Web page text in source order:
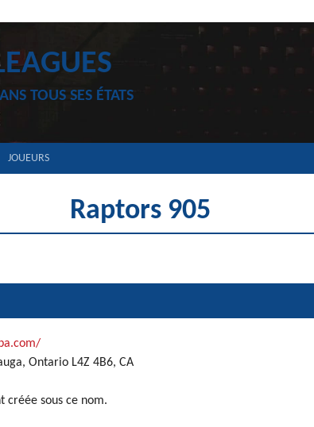
TOUS SES ÉTATS
JOUEURS
Raptors 905
Ontario L4Z 4B6, CA
créée sous ce nom.